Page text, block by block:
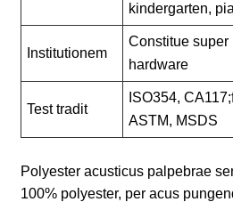
kindergarten,
Institutionem
Constitue
hardware
Test tradit
ISO354, CA117;
ASTM, MSDS
Polyester acusticus palpebrae
100% polyester, per acus